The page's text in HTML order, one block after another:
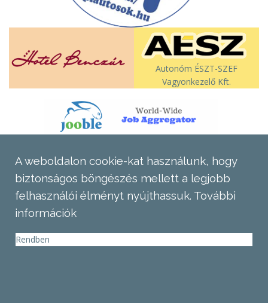
Autonóm ÉSZT-SZEF
Vagyonkezelő Kft.
A weboldalon cookie-kat használunk, hogy
biztonságos böngészés mellett a legjobb
felhasználói élményt nyújthassuk. További
információk
Rendben